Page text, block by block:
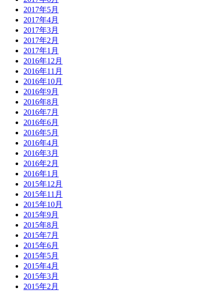
2017年5月
2017年4月
2017年3月
2017年2月
2017年1月
2016年12月
2016年11月
2016年10月
2016年9月
2016年8月
2016年7月
2016年6月
2016年5月
2016年4月
2016年3月
2016年2月
2016年1月
2015年12月
2015年11月
2015年10月
2015年9月
2015年8月
2015年7月
2015年6月
2015年5月
2015年4月
2015年3月
2015年2月